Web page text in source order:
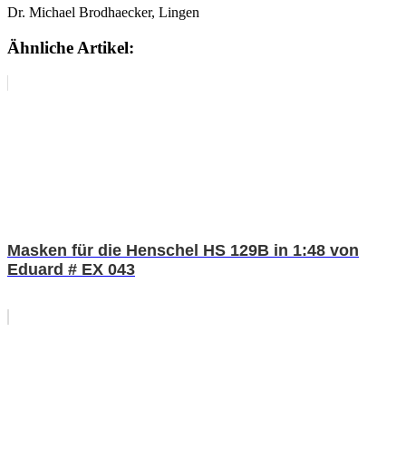
Dr. Michael Brodhaecker, Lingen
Ähnliche Artikel:
Masken für die Henschel HS 129B in 1:48 von
Eduard # EX 043